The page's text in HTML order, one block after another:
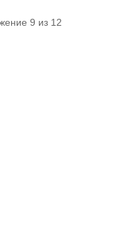
9 из 12